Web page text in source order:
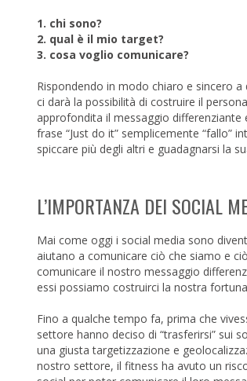
1. chi sono?
2. qual è il mio target?
3. cosa voglio comunicare?
Rispondendo in modo chiaro e sincero
ci darà la possibilità di costruire il
approfondita il messaggio
frase “Just do it” semplicemente “fallo”
spiccare più degli altri e guadagnarsi la
L’IMPORTANZA DEI SOCIAL
Mai come oggi i social media sono
aiutano a comunicare ciò che siamo e
comunicare il nostro messaggio
essi possiamo costruirci la nostra
Fino a qualche tempo fa, prima che
settore hanno deciso di “trasferirsi” sui
una giusta targetizzazione e
nostro settore, il fitness ha avuto un